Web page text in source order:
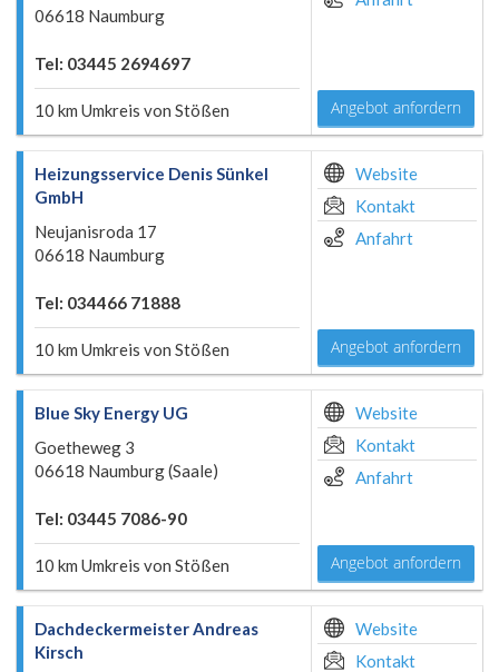
06618 Naumburg
Tel: 03445 2694697
10 km Umkreis von Stößen Angebot anfordern
Heizungsservice Denis Sünkel
GmbH
Neujanisroda 17
06618 Naumburg
Tel: 034466 71888
10 km Umkreis von Stößen
Website
Kontakt
Anfahrt
Angebot anfordern
Blue Sky Energy UG
Goetheweg 3
06618 Naumburg (Saale)
Tel: 03445 7086-90
10 km Umkreis von Stößen
Website
Kontakt
Anfahrt
Angebot anfordern
Dachdeckermeister Andreas
Kirsch
Website
Kontakt